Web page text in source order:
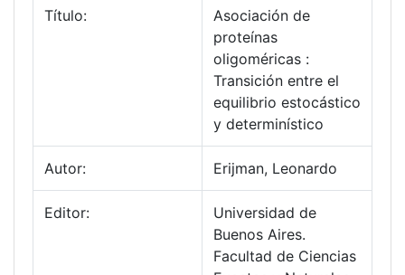
Título:
Asociación de
proteínas
oligoméricas :
Transición entre el
equilibrio estocástico
y determinístico
Autor: Erijman, Leonardo
Editor:
Universidad de
Buenos Aires.
Facultad de Ciencias